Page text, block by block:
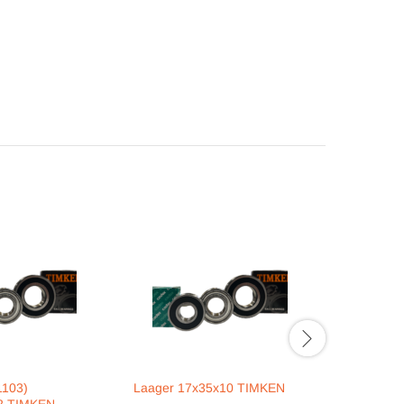
Laager 17x35x10 TIMKEN